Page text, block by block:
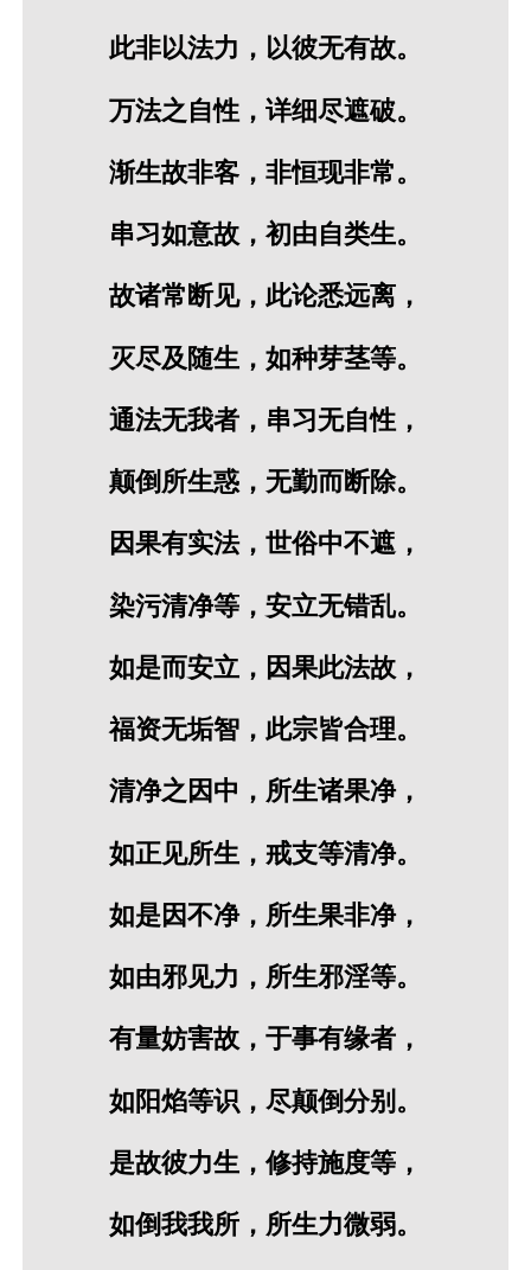
此非以法力，以彼无有故。
万法之自性，详细尽遮破。
渐生故非客，非恒现非常。
串习如意故，初由自类生。
故诸常断见，此论悉远离，
灭尽及随生，如种芽茎等。
通法无我者，串习无自性，
颠倒所生惑，无勤而断除。
因果有实法，世俗中不遮，
染污清净等，安立无错乱。
如是而安立，因果此法故，
福资无垢智，此宗皆合理。
清净之因中，所生诸果净，
如正见所生，戒支等清净。
如是因不净，所生果非净，
如由邪见力，所生邪淫等。
有量妨害故，于事有缘者，
如阳焰等识，尽颠倒分别。
是故彼力生，修持施度等，
如倒我我所，所生力微弱。